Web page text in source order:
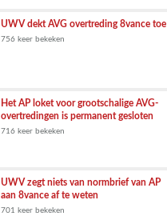
UWV dekt AVG overtreding 8vance toe
756 keer bekeken
Het AP loket voor grootschalige AVG-
overtredingen is permanent gesloten
716 keer bekeken
UWV zegt niets van normbrief van AP
aan 8vance af te weten
701 keer bekeken